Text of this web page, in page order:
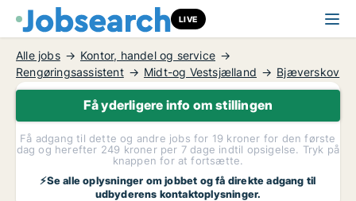
LIVE
Alle jobs
Kontor, handel og service
Rengøringsassistent
Midt-og Vestsjælland Bjæverskov
Få yderligere info om stillingen
Få adgang til dette og andre jobs for 19 kroner for den første
dag og herefter 249 kroner per 7 dage indtil opsigelse. Tryk på
knappen for at fortsætte.
⚡Se alle oplysninger om jobbet og få direkte adgang til
udbyderens kontaktoplysninger.